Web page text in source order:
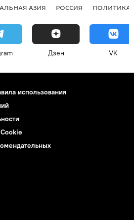
АЗИЯ РОССИЯ ПОЛИТИКА
Дзен VK
использования